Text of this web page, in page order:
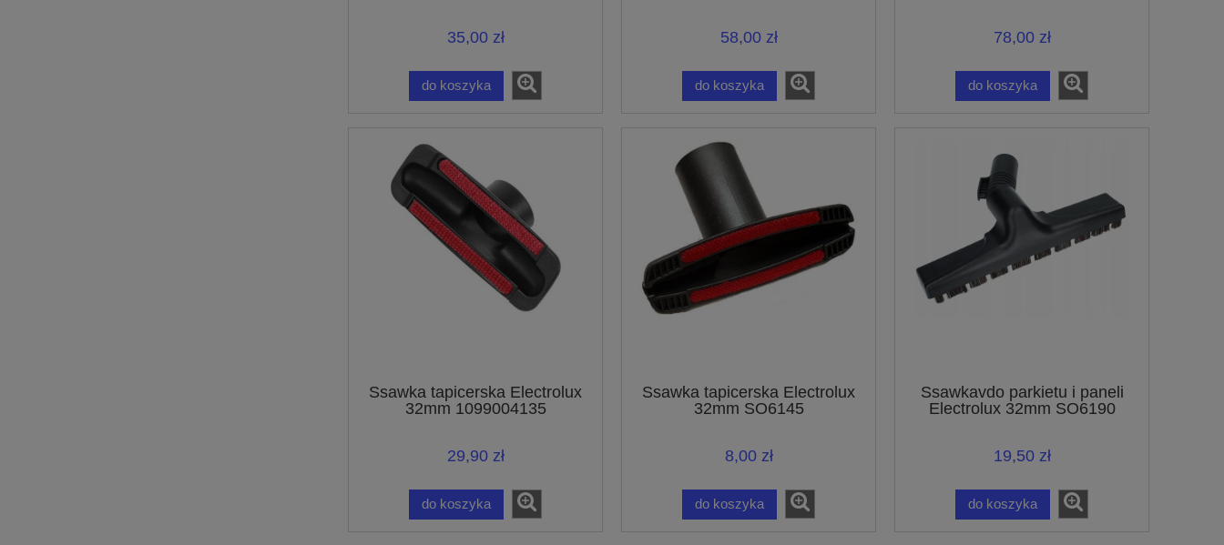
35,00 zł
do koszyka
58,00 zł
do koszyka
78,00 zł
do koszyka
Ssawka tapicerska Electrolux
32mm 1099004135
29,90 zł
do koszyka
Ssawka tapicerska Electrolux
32mm SO6145
8,00 zł
do koszyka
Ssawkavdo parkietu i paneli
Electrolux 32mm SO6190
19,50 zł
do koszyka